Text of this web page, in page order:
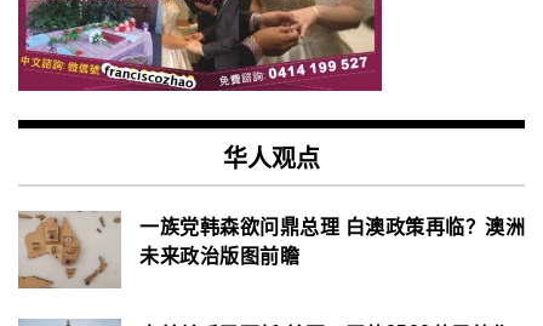
华人观点
一族党韩森欲问鼎总理 白澳政策再临？澳洲
未来政治版图前瞻